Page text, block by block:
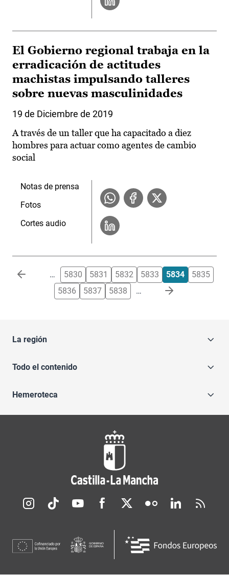
El Gobierno regional trabaja en la
erradicación de actitudes
machistas impulsando talleres
sobre nuevas masculinidades
19 de Diciembre de 2019
A través de un taller que ha capacitado a diez
hombres para actuar como agentes de cambio
social
Notas de prensa
Fotos
Cortes audio
Paginación … 5830 5831 5832 5833 5834
5835
5836
5837 5838 …
La región
Todo el contenido
Hemeroteca
Redes sociales JCCM